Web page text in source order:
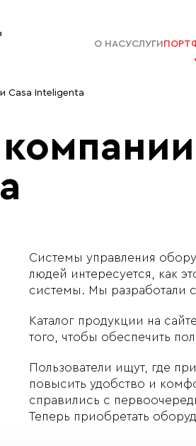
О НАСУСЛУГИ
Casa Inteligenta
Системы управления
людей интересуется, как
системы. Мы разработали
Каталог продукции на
того, чтобы обеспечить
Пользователи ищут, где
повысить удобство и
справились с
Теперь приобретать